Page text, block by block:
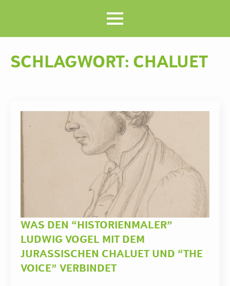
SCHLAGWORT: CHALUET
WAS DEN “HISTORIENMALER”
LUDWIG VOGEL MIT DEM
JURASSISCHEN CHALUET UND “THE
VOICE” VERBINDET